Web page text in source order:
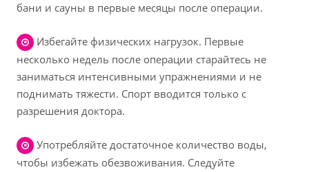
бани и сауны в первые месяцы после операции.
Избегайте физических нагрузок. Первые
несколько недель после операции старайтесь не
заниматься интенсивными упражнениями и не
поднимать тяжести. Спорт вводится только с
разрешения доктора.
Употребляйте достаточное количество воды,
чтобы избежать обезвоживания. Следуйте